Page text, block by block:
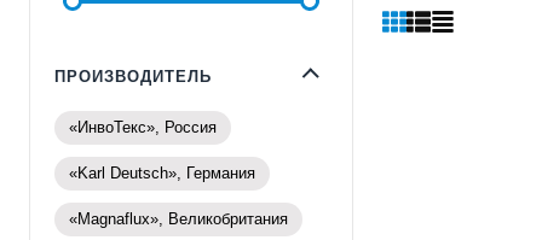
ПРОИЗВОДИТЕЛЬ
«ИнвоТекс», Россия
«Karl Deutsch», Германия
«Magnaflux», Великобритания